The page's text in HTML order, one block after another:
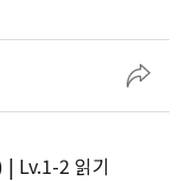
| Lv.1-2 읽기